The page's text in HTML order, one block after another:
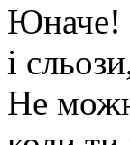
Юначе!
і
Не